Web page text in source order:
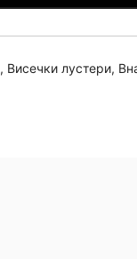
, Висечки лустери,